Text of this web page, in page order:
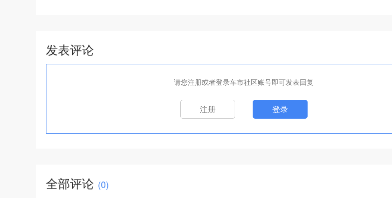
发表评论
请您注册或者登录车市社区账号即可发表回复
注册 登录
全部评论 (0)